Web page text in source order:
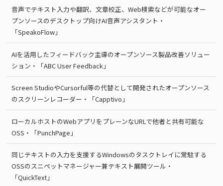
音声でテキスト入力や翻訳、文章校正、Web検索などが可能なオー
プンソースのデスクトップ向けAI音声アシスタント・
「SpeakoFlow」
AIを活用したフィードバック主導のオープンソース製品改善ソリュー
ション・「ABC User Feedback」
Screen StudioやCursorful等の代替として開発されたオープンソース
のスクリーンレコーダー・「Capptivo」
ローカルホストのWebアプリをプレーンなURLで他者と共有可能な
OSS・「PunchPage」
同じテキストの入力を支援するWindowsのタスクトレイに常駐する
OSSのスニペットマネージャー兼テキスト展開ツール・
「QuickText」